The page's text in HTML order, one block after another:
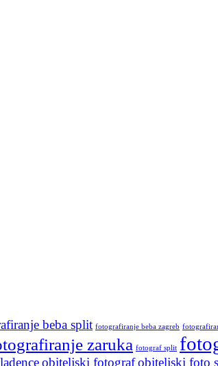
beba split fotografiranje beba zagreb
zaruka fotograf split
obiteljski fotografobiteljski foto